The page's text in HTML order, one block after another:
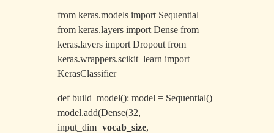
from keras.models import Sequential
from keras.layers import Dense from
keras.layers import Dropout from
keras.wrappers.scikit_learn import
KerasClassifier
def build_model(): model = Sequential()
model.add(Dense(32,
input_dim=vocab_size,